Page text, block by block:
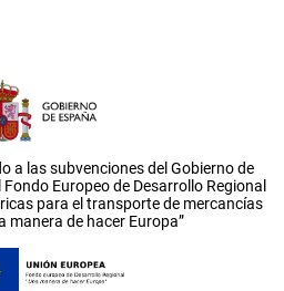
a las subvenciones del Gobierno de
Europeo de Desarrollo Regional
para el transporte de mercancías
manera de hacer Europa”